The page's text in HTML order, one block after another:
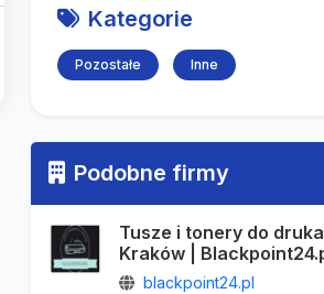
Kategorie
Pozostałe Inne
Podobne firmy
Tusze i tonery do
Kraków |
blackpoint24.pl